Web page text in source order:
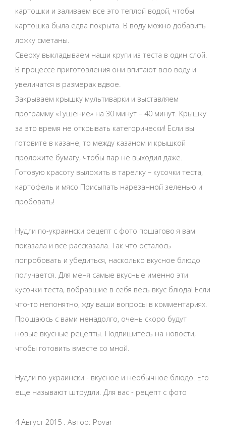
картошки и заливаем все это теплой водой, чтобы
картошка была едва покрыта. В воду можно добавить
ложку сметаны.
Сверху выкладываем наши круги из теста в один слой.
В процессе приготовления они впитают всю воду и
увеличатся в размерах вдвое.
Закрываем крышку мультиварки и выставляем
программу «Тушение» на 30 минут – 40 минут. Крышку
за это время не открывать категорически! Если вы
готовите в казане, то между казаном и крышкой
проложите бумагу, чтобы пар не выходил даже.
Готовую красоту выложить в тарелку – кусочки теста,
картофель и мясо Присыпать нарезанной зеленью и
пробовать!
Нудли по-украински рецепт с фото пошагово я вам
показала и все рассказала. Так что осталось
попробовать и убедиться, насколько вкусное блюдо
получается. Для меня самые вкусные именно эти
кусочки теста, вобравшие в себя весь вкус блюда! Если
что-то непонятно, жду ваши вопросы в комментариях.
Прощаюсь с вами ненадолго, очень скоро будут
новые вкусные рецепты. Подпишитесь на новости,
чтобы готовить вместе со мной.
Нудли по-украински - вкусное и необычное блюдо. Его
еще называют штрудли. Для вас - рецепт с фото
4 Август 2015 . Автор: Povar